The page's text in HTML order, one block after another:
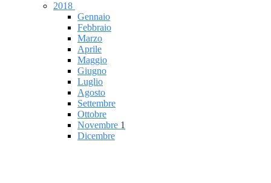
2018
Gennaio
Febbraio
Marzo
Aprile
Maggio
Giugno
Luglio
Agosto
Settembre
Ottobre
Novembre 1
Dicembre